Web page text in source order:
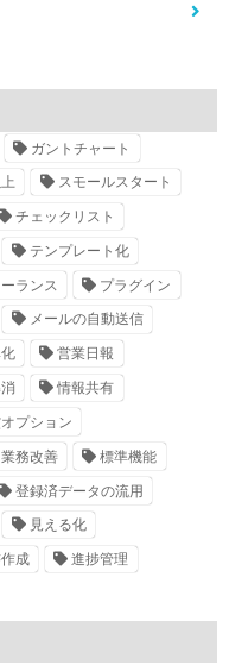
ガントチャート
スモールスタート
チェックリスト
テンプレート化
ランス プラグイン
メールの自動送信
営業日報
情報共有
プション
業務改善 標準機能
登録済データの流用
見える化
成 進捗管理